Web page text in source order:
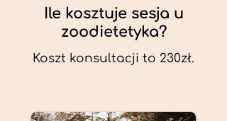
Ile kosztuje sesja u
zoodietetyka?
Koszt konsultacji to 230zł.